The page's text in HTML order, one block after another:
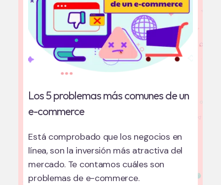
Los 5 problemas más comunes de un
e-commerce
Está comprobado que los negocios en
línea, son la inversión más atractiva del
mercado. Te contamos cuáles son
problemas de e-commerce.